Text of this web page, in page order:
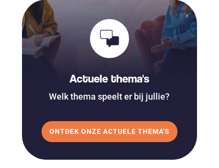
Actuele thema's
Welk thema speelt er bij jullie?
ONTDEK ONZE ACTUELE THEMA'S